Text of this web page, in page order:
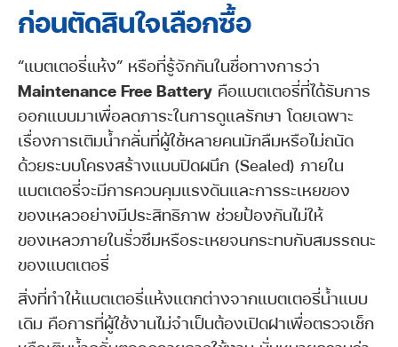
ก่อนตัดสินใจเลือกซื้อ
“แบตเตอรี่แห้ง” หรือที่รู้จักกันในชื่อทางการว่า
Maintenance Free Battery คือแบตเตอรี่ที่ได้รับการ
ออกแบบมาเพื่อลดภาระในการดูแลรักษา โดยเฉพาะ
เรื่องการเติมน้ำกลั่นที่ผู้ใช้หลายคนมักลืมหรือไม่ถนัด
ด้วยระบบโครงสร้างแบบปิดผนึก (Sealed) ภายใน
แบตเตอรี่จะมีการควบคุมแรงดันและการระเหยของ
ของเหลวอย่างมีประสิทธิภาพ ช่วยป้องกันไม่ให้
ของเหลวภายในรั่วซึมหรือระเหยจนกระทบกับสมรรถนะ
ของแบตเตอรี่
สิ่งที่ทำให้แบตเตอรี่แห้งแตกต่างจากแบตเตอรี่น้ำแบบ
เดิม คือการที่ผู้ใช้งานไม่จำเป็นต้องเปิดฝาเพื่อตรวจเช็ก